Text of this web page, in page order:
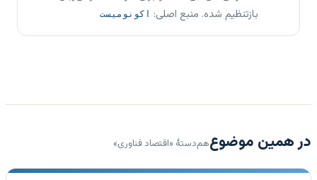
بازتنظیم شده. منبع اصلی:
اکونومیست
در همین موضوعهم‌دستهٔ «اقتصاد فناوری»